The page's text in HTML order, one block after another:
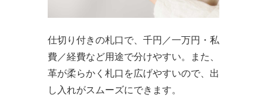
仕切り付きの札口で、千円／一万円・私
費／経費など用途で分けやすい。また、
革が柔らかく札口を広げやすいので、出
し入れがスムーズにできます。